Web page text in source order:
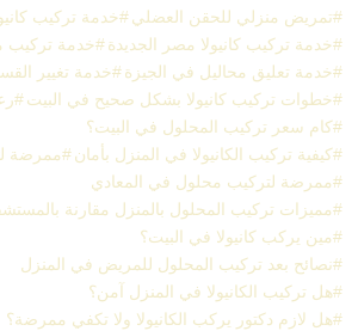
تمريض منزلي للحقن العضلي
خدمة تركيب
خدمة تركيب كانيولا مصر الجديدة
خدمة تركيب
خدمة تعليق محاليل في الجيزة
خدمة تغيير
خطوات تركيب كانيولا بشكل صحيح في البيت
كام سعر تركيب المحلول في البيت؟
كيفية تركيب الكانيولا في المنزل بأمان
ممرضة
ممرضة لتركيب محلول في المعادي
مميزات تركيب المحلول بالمنزل مقارنة
مين يركب كانيولا في البيت؟
نصائح بعد تركيب المحلول للمريض في المنزل
هل تركيب الكانيولا في المنزل آمن؟
هل لازم دكتور يركب الكانيولا ولا تكفي ممرضة؟